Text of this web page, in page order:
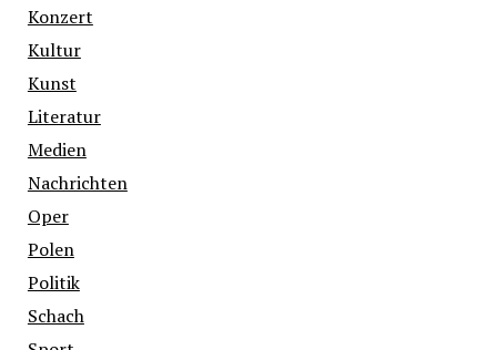
Konzert
Kultur
Kunst
Literatur
Medien
Nachrichten
Oper
Polen
Politik
Schach